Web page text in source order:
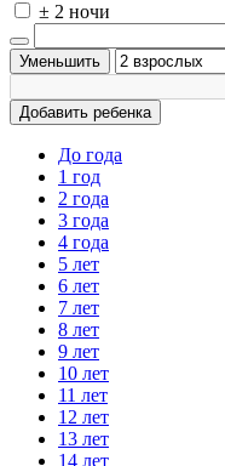
± 2 ночи
Уменьшить
Добавить ребенка
До года
1 год
2 года
3 года
4 года
5 лет
6 лет
7 лет
8 лет
9 лет
10 лет
11 лет
12 лет
13 лет
14 лет